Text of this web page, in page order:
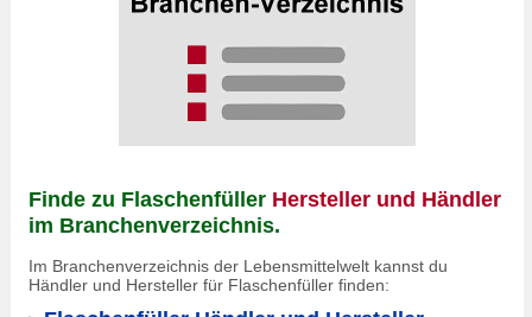
Finde zu Flaschenfüller Hersteller und Händler
im Branchenverzeichnis.
Im Branchenverzeichnis der Lebensmittelwelt kannst du
Händler und Hersteller für Flaschenfüller finden: